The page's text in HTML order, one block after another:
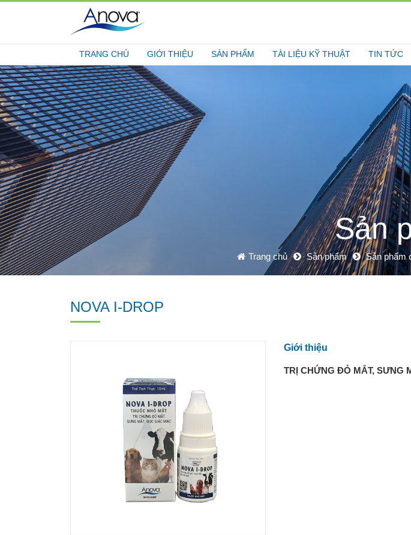
TRANG CHỦ GIỚI THIỆU SẢN PHẨM TÀI LIỆU KỸ THUẬT TIN TỨC
Sản
Trang chủ Sản phẩm Sản phẩm
NOVA I-DROP
Giới thiệu
TRỊ CHỨNG ĐỎ MẮT, SƯNG